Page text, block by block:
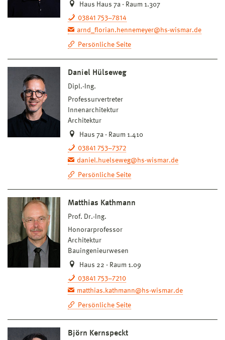
Haus Haus 7a · Raum 1.307
03841 753–7814
arnd_florian.hennemeyer@hs-wismar.de
Persönliche Seite
Daniel Hülseweg
Dipl.-Ing.
Professurvertreter
Innenarchitektur
Architektur
Haus 7a · Raum 1.410
03841 753–7372
daniel.huelseweg@hs-wismar.de
Persönliche Seite
Matthias Kathmann
Prof. Dr.-Ing.
Honorarprofessor
Architektur
Bauingenieurwesen
Haus 22 · Raum 1.09
03841 753–7210
matthias.kathmann@hs-wismar.de
Persönliche Seite
Björn Kernspeckt